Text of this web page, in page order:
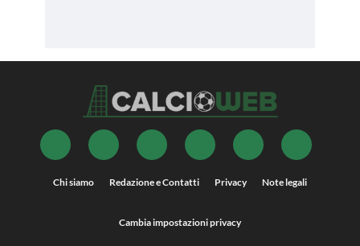
Chi siamo Redazione e Contatti Privacy Note legali
Cambia impostazioni privacy